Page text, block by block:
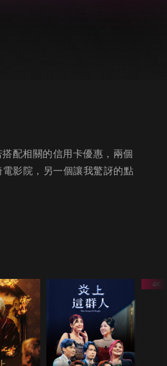
配相關的信用卡優惠，兩個
影院，另一個讓我驚訝的點